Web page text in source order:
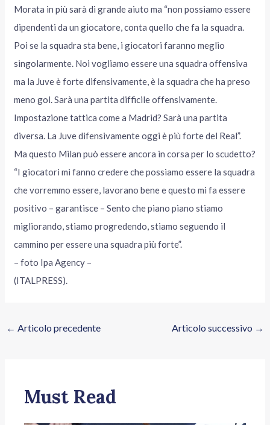
Morata in più sarà di grande aiuto ma “non possiamo essere
dipendenti da un giocatore, conta quello che fa la squadra.
Poi se la squadra sta bene, i giocatori faranno meglio
singolarmente. Noi vogliamo essere una squadra offensiva
ma la Juve è forte difensivamente, è la squadra che ha preso
meno gol. Sarà una partita difficile offensivamente.
Impostazione tattica come a Madrid? Sarà una partita
diversa. La Juve difensivamente oggi è più forte del Real”.
Ma questo Milan può essere ancora in corsa per lo scudetto?
“I giocatori mi fanno credere che possiamo essere la squadra
che vorremmo essere, lavorano bene e questo mi fa essere
positivo – garantisce – Sento che piano piano stiamo
migliorando, stiamo progredendo, stiamo seguendo il
cammino per essere una squadra più forte”.
– foto Ipa Agency –
(ITALPRESS).
← Articolo precedente Articolo successivo →
Must Read